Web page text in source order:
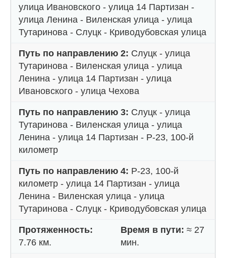
улица Ивановского - улица 14 Партизан -
улица Ленина - Виленская улица - улица
Тутаринова - Слуцк - Криводубовская улица
Путь по направлению 2: Слуцк - улица
Тутаринова - Виленская улица - улица
Ленина - улица 14 Партизан - улица
Ивановского - улица Чехова
Путь по направлению 3: Слуцк - улица
Тутаринова - Виленская улица - улица
Ленина - улица 14 Партизан - Р-23, 100-й
километр
Путь по направлению 4: Р-23, 100-й
километр - улица 14 Партизан - улица
Ленина - Виленская улица - улица
Тутаринова - Слуцк - Криводубовская улица
Протяженность:
7.76 км.
Время в пути: ≈ 27
мин.